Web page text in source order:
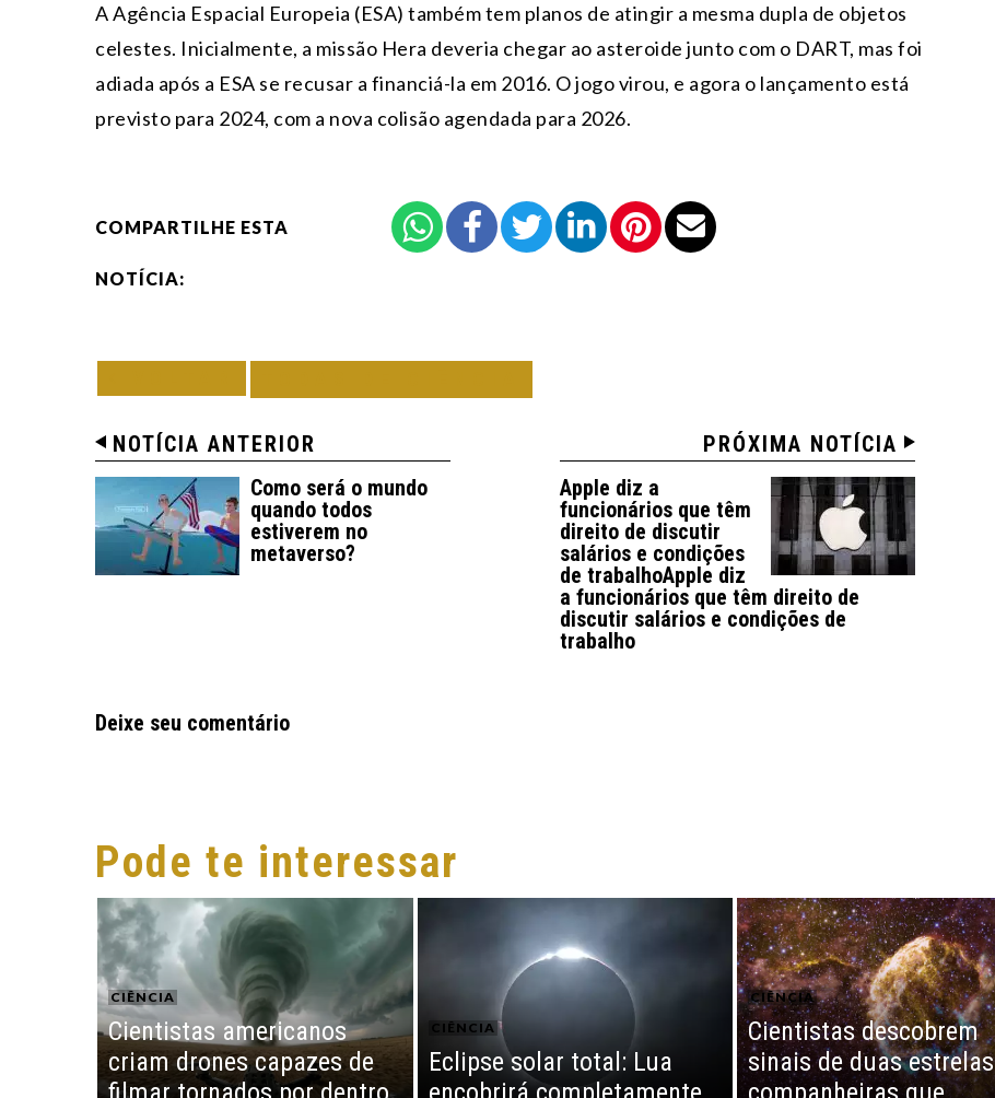
A Agência Espacial Europeia (ESA) também tem planos de atingir a mesma dupla de objetos
celestes. Inicialmente, a missão Hera deveria chegar ao asteroide junto com o DART, mas foi
adiada após a ESA se recusar a financiá-la em 2016. O jogo virou, e agora o lançamento está
previsto para 2024, com a nova colisão agendada para 2026.
COMPARTILHE ESTA
NOTÍCIA:
NOTÍCIA ANTERIOR
Como será o mundo
quando todos
estiverem no
metaverso?
PRÓXIMA NOTÍCIA
Apple diz a
funcionários que têm
direito de discutir
salários e condições
de trabalhoApple diz
a funcionários que têm direito de
discutir salários e condições de
trabalho
Deixe seu comentário
Pode te interessar
CIÊNCIA
Cientistas americanos
criam drones capazes de
CIÊNCIA
Eclipse solar total: Lua
CIÊNCIA
Cientistas descobrem
sinais de duas estrelas